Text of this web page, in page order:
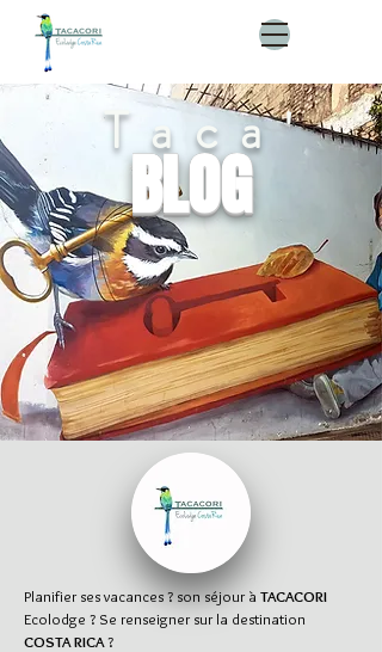
Taca'
BLOG
Planifier ses vacances ? son séjour à TACACORI
Ecolodge ? Se renseigner sur la destination
COSTA RICA?